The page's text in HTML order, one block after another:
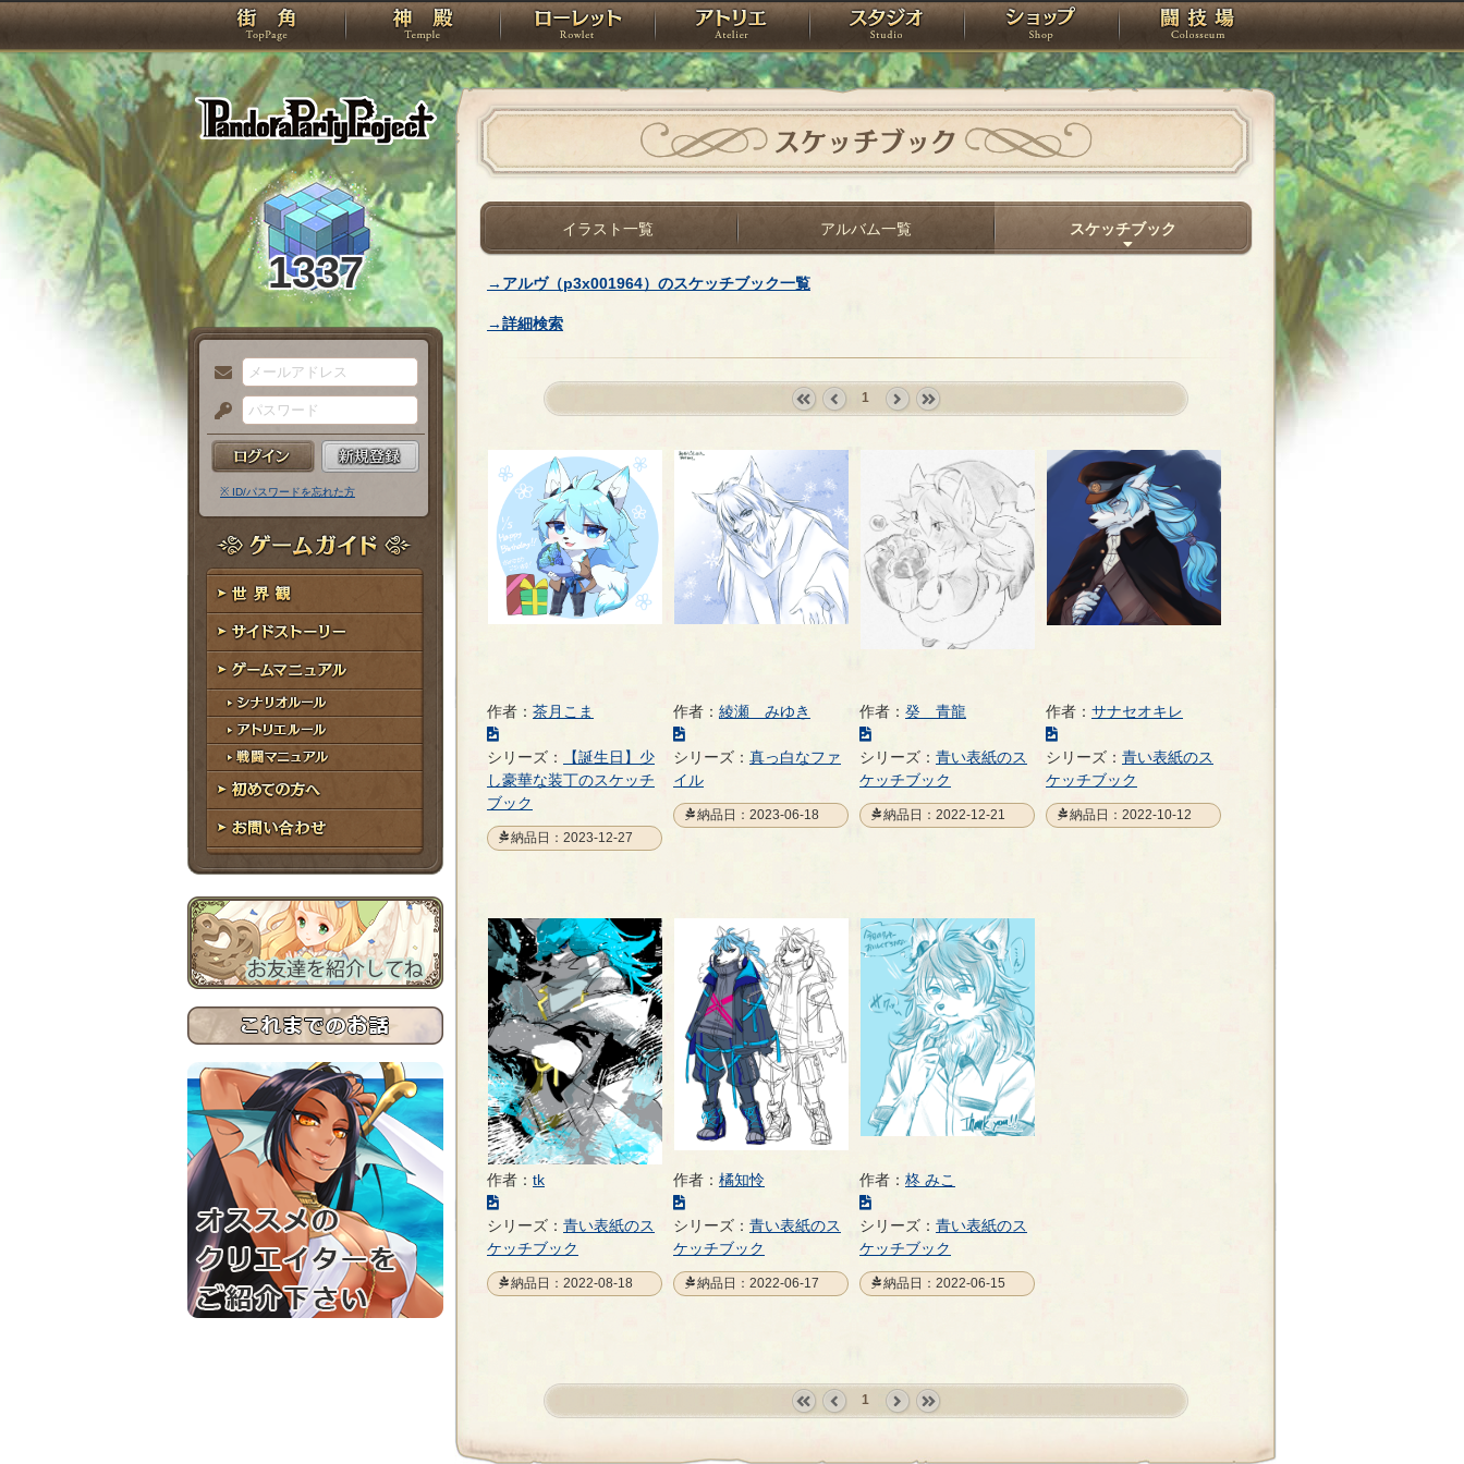
PandoraPartyProject
TOP 神殿 ローレット アトリエ スタジオ ショップ 闘技場
1337
メ
ー
ル
ア
ド
レ
ス
パ
ス
ー
ド
※ ID/パスワードを忘れた方
ゲームガイド
世界観
サイドストーリー
ゲームマニュアル
シナリオルール
アトリエルール
戦闘マニュアル
初めての方へ
お問い合わせ
スケッチブック
イラスト一覧 アルバム一覧 スケッチブック
→アルヴ（p3x001964）のスケッチブック一覧
→詳細検索
1
作者： 茶月こま
の
イ
ラ
ス
ト
ー
ジ
シリーズ：
【誕生日】少
し豪華な装丁のスケッチ
ブック
納品日：2023-12-27
作者： 綾瀬 みゆき
の
イ
ラ
ス
ー
シリーズ： 真っ白なファ
イル
納品日：2023-06-18
作者： 癸 青龍
の
イ
ラ
ス
ー
ジ
シリーズ： 青い表紙のス
ケッチブック
納品日：2022-12-21
作者： サナセオキレ
の
イ
ラ
ス
シリーズ： 青い表紙のス
ケッチブック
納品日：2022-10-12
作者： tk
の
イ
ラ
ス
シリーズ： 青い表紙のス
ケッチブック
納品日：2022-08-18
作者： 橘知怜
の
イ
ラ
ス
ー
シリーズ： 青い表紙のス
ケッチブック
納品日：2022-06-17
作者： 柊 みこ
の
イ
ラ
ス
ー
ジ
シリーズ： 青い表紙のス
ケッチブック
納品日：2022-06-15
1